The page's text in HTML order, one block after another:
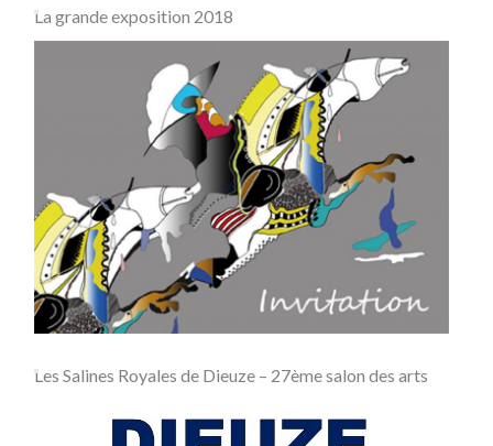
La grande exposition 2018
Les Salines Royales de Dieuze – 27ème salon des arts